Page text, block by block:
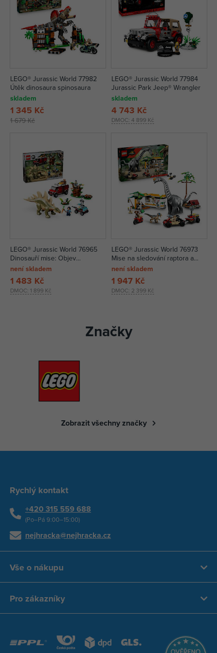
LEGO® Jurassic World 77982
Útěk dinosaura spinosaura
skladem
1 679 Kč
1 345 Kč
LEGO® Jurassic World 77984
Jurassic Park Jeep® Wrangler
skladem
DMOC: 4 899 Kč
4 743 Kč
LEGO® Jurassic World 76965
Dinosauří mise: Objev
stegosaura
není skladem
DMOC: 1 899 Kč
1 483 Kč
LEGO® Jurassic World 76973
Mise na sledování raptora a
titanosaura
není skladem
DMOC: 2 399 Kč
1 947 Kč
Značky
Zobrazit všechny značky
Rychlý kontakt
+420 315 559 688
(Po–Pá 9:00–15:00)
nejhracka@nejhracka.cz
Vše o nákupu
Pro zákazníky